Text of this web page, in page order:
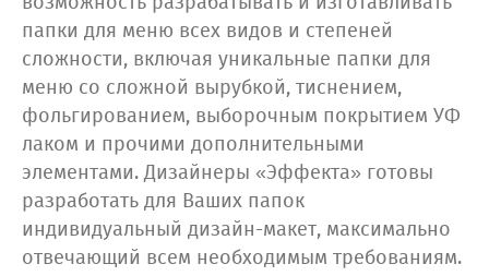
папки для меню всех видов и степеней
сложности, включая уникальные папки для
меню со сложной вырубкой, тиснением,
фольгированием, выборочным покрытием УФ
лаком и прочими дополнительными
элементами. Дизайнеры «Эффекта» готовы
разработать для Ваших папок
индивидуальный дизайн-макет, максимально
отвечающий всем необходимым требованиям.